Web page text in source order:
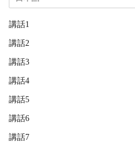
講話1
講話2
講話3
講話4
講話5
講話6
講話7